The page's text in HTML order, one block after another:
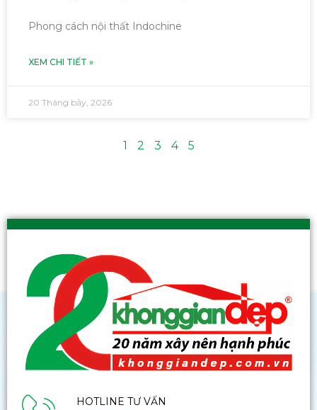
Phong cách nội thất Indochine
XEM CHI TIẾT »
20 Tháng bảy, 2026
1 2 3 4 5
HOTLINE TƯ VẤN